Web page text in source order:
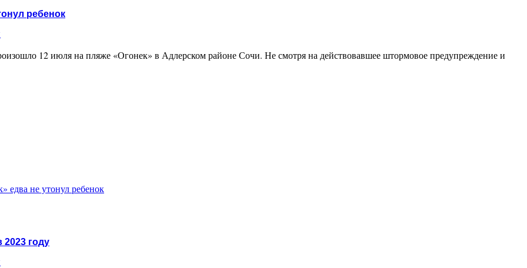
ребенок
12 июля на пляже «Огонек» в Адлерском районе Сочи. Не смотря на действовавшее штормовое предупреждение и
едва не утонул ребенок
году